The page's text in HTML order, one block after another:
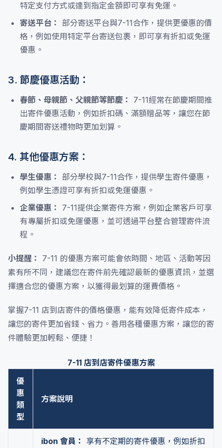
特定支付方式或達到指定金額即可享有免運。
寄送平台： 部分寄送平台與7-11合作，提供更優惠的價
格，例如使用特定平台寄送包裹，即可享有折扣或免運
優惠。
3. 節慶優惠活動：
春節、母親節、父親節等節慶：
7-11經常在節慶期間推
出寄件優惠活動，例如折扣碼、滿額贈品等，讓您在節
慶期間寄送禮物時更加划算。
4. 其他優惠方案：
學生優惠： 部分學校與7-11合作，提供學生寄件優惠，
例如學生憑證可享有折扣或免運優惠。
企業優惠：
7-11提供企業寄件方案，例如企業客戶可享
有專屬折扣或免運優惠，並可透過平台整合管理寄件流
程。
小提醒：
7-11 的優惠方案可能會依時間、地區、活動等因
素有所不同，建議您在寄件前先確認最新的優惠資訊，並選
擇適合您的優惠方案，以獲得最划算的運費價格。
掌握7-11 店到店寄件的價格優惠，能有效降低寄件成本，
讓您的寄件更加省錢、省力。善用各種優惠方案，讓您的寄
件體驗更加輕鬆、便捷！
7-11 店到店寄件優惠方案
優
惠
類
型
方案說明
ibon 會員： 享有不定期的寄件優惠，例如折扣